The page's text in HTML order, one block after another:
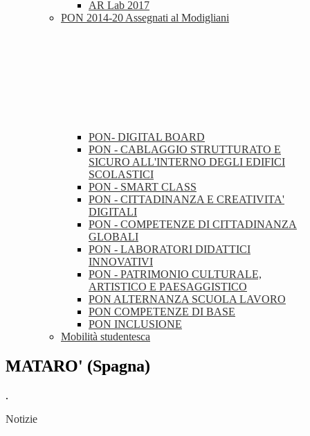
AR Lab 2017
PON 2014-20 Assegnati al Modigliani
PON- DIGITAL BOARD
PON - CABLAGGIO STRUTTURATO E
SICURO ALL'INTERNO DEGLI EDIFICI
SCOLASTICI
PON - SMART CLASS
PON - CITTADINANZA E CREATIVITA'
DIGITALI
PON - COMPETENZE DI CITTADINANZA
GLOBALI
PON - LABORATORI DIDATTICI
INNOVATIVI
PON - PATRIMONIO CULTURALE,
ARTISTICO E PAESAGGISTICO
PON ALTERNANZA SCUOLA LAVORO
PON COMPETENZE DI BASE
PON INCLUSIONE
Mobilità studentesca
MATARO' (Spagna)
.
Notizie